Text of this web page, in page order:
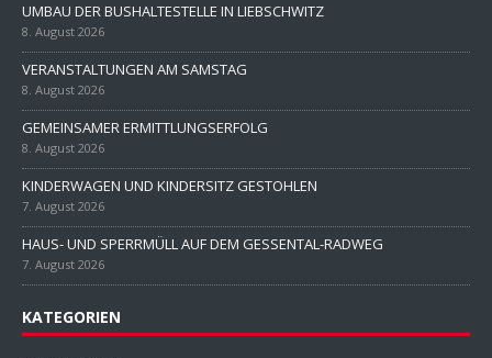
UMBAU DER BUSHALTESTELLE IN LIEBSCHWITZ
8. August 2026
VERANSTALTUNGEN AM SAMSTAG
8. August 2026
GEMEINSAMER ERMITTLUNGSERFOLG
8. August 2026
KINDERWAGEN UND KINDERSITZ GESTOHLEN
7. August 2026
HAUS- UND SPERRMÜLL AUF DEM GESSENTAL-RADWEG
7. August 2026
KATEGORIEN